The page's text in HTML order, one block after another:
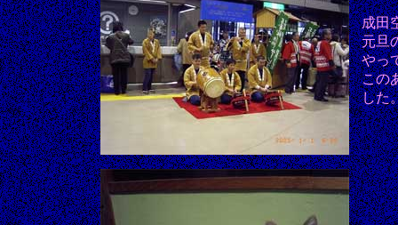
成田
元旦
やっ
この
した